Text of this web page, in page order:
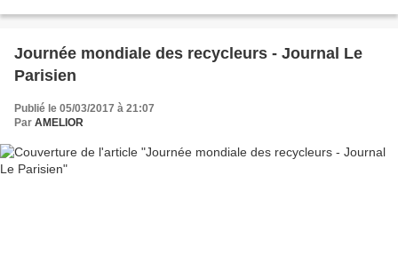
Journée mondiale des recycleurs - Journal Le
Parisien
Publié le 05/03/2017 à 21:07
Par AMELIOR